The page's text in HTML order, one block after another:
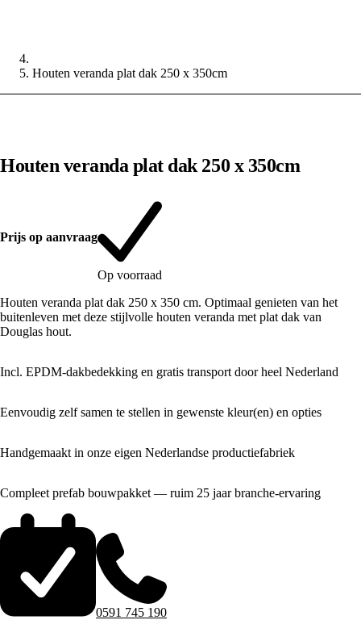
Houten veranda plat dak 250 x 350cm
Houten veranda plat dak 250 x 350cm
Prijs op aanvraag
Op voorraad
Houten veranda plat dak 250 x 350 cm. Optimaal genieten van het
buitenleven met deze stijlvolle houten veranda met plat dak van
Douglas hout.
Incl. EPDM-dakbedekking en gratis transport door heel Nederland
Eenvoudig zelf samen te stellen in gewenste kleur(en) en opties
Handgemaakt in onze eigen Nederlandse productiefabriek
Compleet prefab bouwpakket — ruim 25 jaar branche-ervaring
0591 745 190